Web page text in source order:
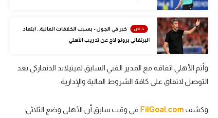
آسيا
أمريكا
ركن الألعاب
ميركاتو
خبر في الجول - بسبب الخلافات المالية.. ابتعاد
البرتغالي برونو لاج عن تدريب الأهلي
وأتم الأهلي اتفاقه مع المدير الفني السابق لميتيلاند الدنماركي بعد
التوصل لاتفاق على كافة الشروط المالية والإدارية.
وكشف FilGoal.com في وقت سابق أن الأهلي وضع الثلاثي،